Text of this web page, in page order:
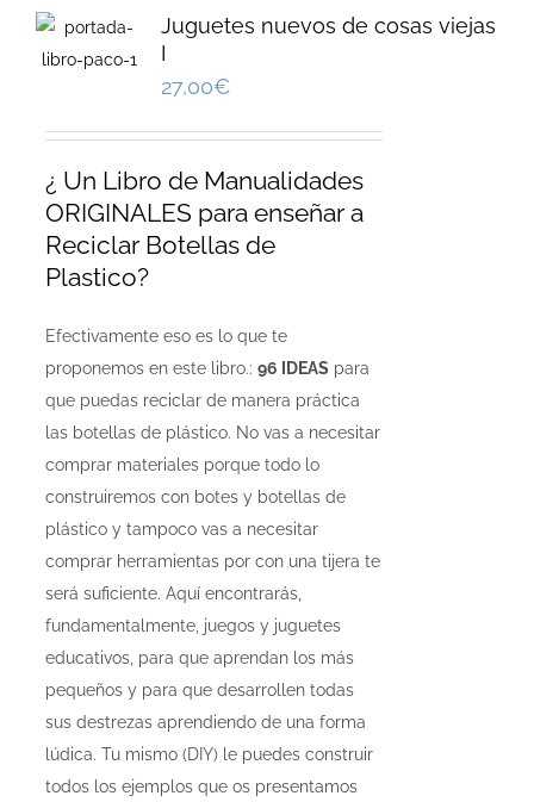
Juguetes nuevos de cosas viejas
I
27,00€
¿ Un Libro de Manualidades
ORIGINALES para enseñar a
Reciclar Botellas de
Plastico?
Efectivamente eso es lo que te
proponemos en este libro.: 96 IDEAS para
que puedas reciclar de manera práctica
las botellas de plástico. No vas a necesitar
comprar materiales porque todo lo
construiremos con botes y botellas de
plástico y tampoco vas a necesitar
comprar herramientas por con una tijera te
será suficiente. Aquí encontrarás,
fundamentalmente, juegos y juguetes
educativos, para que aprendan los más
pequeños y para que desarrollen todas
sus destrezas aprendiendo de una forma
lúdica. Tu mismo (DIY) le puedes construir
todos los ejemplos que os presentamos